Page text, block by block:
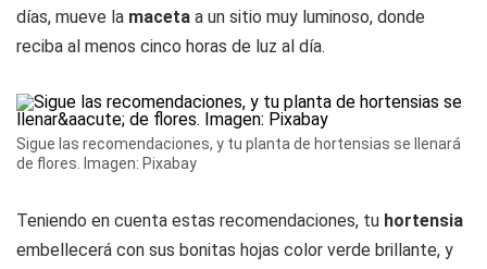
días, mueve la maceta a un sitio muy luminoso, donde
reciba al menos cinco horas de luz al día.
Sigue las recomendaciones, y tu planta de hortensias se llenará
de flores. Imagen: Pixabay
Teniendo en cuenta estas recomendaciones, tu hortensia
embellecerá con sus bonitas hojas color verde brillante, y